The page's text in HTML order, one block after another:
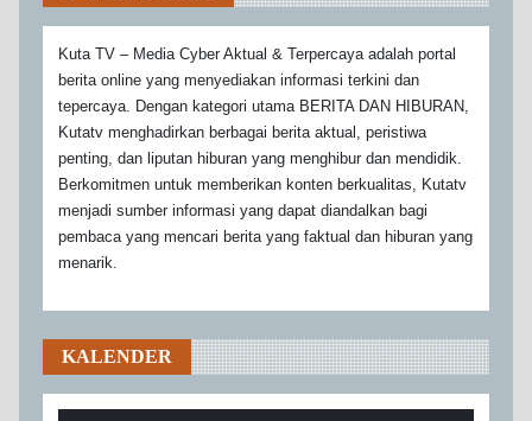
Kuta TV – Media Cyber Aktual & Terpercaya adalah portal
berita online yang menyediakan informasi terkini dan
tepercaya. Dengan kategori utama BERITA DAN HIBURAN,
Kutatv menghadirkan berbagai berita aktual, peristiwa
penting, dan liputan hiburan yang menghibur dan mendidik.
Berkomitmen untuk memberikan konten berkualitas, Kutatv
menjadi sumber informasi yang dapat diandalkan bagi
pembaca yang mencari berita yang faktual dan hiburan yang
menarik.
KALENDER